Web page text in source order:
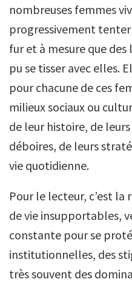
nombreuses femmes
progressivement tenter
fur et à mesure que
pu se tisser avec elles.
pour chacune de ces
milieux sociaux ou
de leur histoire, de
déboires, de leurs
vie quotidienne.
Pour le lecteur, c’est
de vie insupportables,
constante pour se
institutionnelles, des
très souvent des